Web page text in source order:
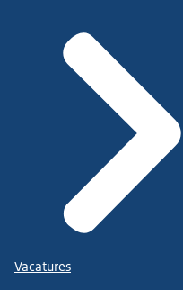
Vacatures